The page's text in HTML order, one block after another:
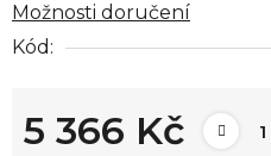
Možnosti doručení
Kód:
5 366 Kč